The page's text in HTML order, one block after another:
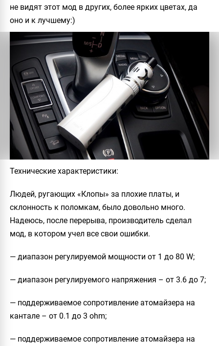
не видят этот мод в других, более ярких цветах, да
оно и к лучшему:)
Технические характеристики:
Людей, ругающих «Клопы» за плохие платы, и
склонность к поломкам, было довольно много.
Надеюсь, после перерыва, производитель сделал
мод, в котором учел все свои ошибки.
— диапазон регулируемой мощности от 1 до 80 W;
— диапазон регулируемого напряжения – от 3.6 до 7;
— поддерживаемое сопротивление атомайзера на
кантале – от 0.1 до 3 ohm;
— поддерживаемое сопротивление атомайзера на